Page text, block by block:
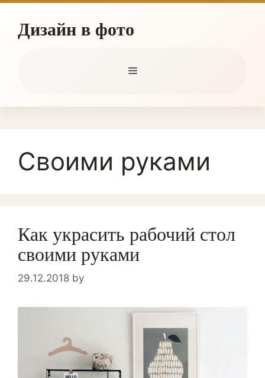
Skip
contentДизайн в фото
Menu
Своими руками
Как украсить рабочий стол
своими руками
29.12.2018 by